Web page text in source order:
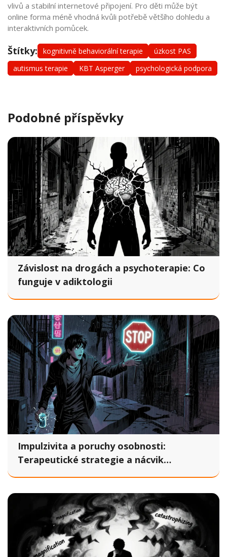
vlivů a stabilní internetové připojení. Pro děti může být
online forma méně vhodná kvůli potřebě většího dohledu a
interaktivních pomůcek.
Štítky: kognitivně behaviorální terapie
úzkost PAS
autismus terapie
KBT Asperger psychologická podpora
Podobné příspěvky
Závislost na drogách a psychoterapie: Co
funguje v adiktologii
Impulzivita a poruchy osobnosti:
Terapeutické strategie a nácvik